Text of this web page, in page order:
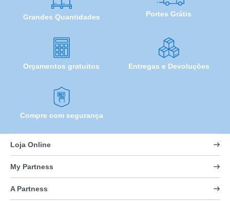
Grandes Quantidades Portes Grátis
Orçamentos gratuitos Entregas e Devoluções
Compre com segurança
Loja Online
My Partness
A Partness